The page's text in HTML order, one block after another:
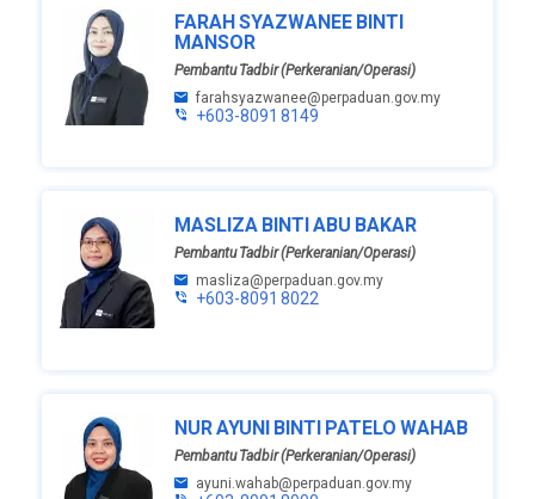
FARAH SYAZWANEE BINTI
MANSOR
Pembantu Tadbir (Perkeranian/Operasi)
farahsyazwanee@perpaduan.gov.my
+603-8091 8149
MASLIZA BINTI ABU BAKAR
Pembantu Tadbir (Perkeranian/Operasi)
masliza@perpaduan.gov.my
+603-8091 8022
NUR AYUNI BINTI PATELO WAHAB
Pembantu Tadbir (Perkeranian/Operasi)
ayuni.wahab@perpaduan.gov.my